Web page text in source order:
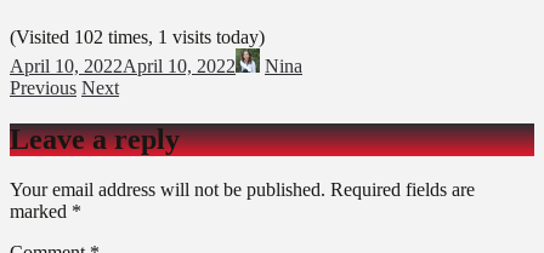
(Visited 102 times, 1 visits today)
April 10, 2022April 10, 2022
Nina
Previous Next
Leave a reply
Your email address will not be published. Required fields are
marked *